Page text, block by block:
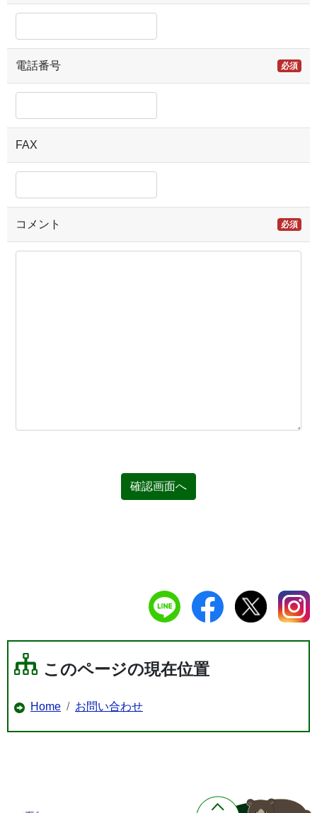
電話番号 必須
FAX
コメント 必須
確認画面へ
このページの現在位置
Home お問い合わせ